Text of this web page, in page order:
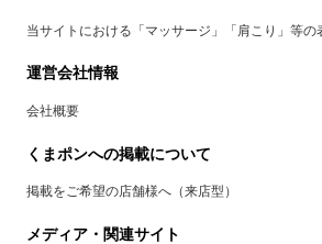
当サイトにおける「マッサージ」「肩こり」等の
運営会社情報
会社概要
くまポンへの掲載について
掲載をご希望の店舗様へ（来店型）
メディア・関連サイト